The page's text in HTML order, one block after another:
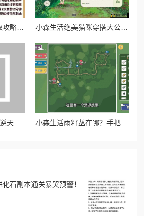
我的侠客红糖发糕获取攻略！绝美甜品在哪买必看！ 小森生活绝美猫咪穿搭大公开！超全获取攻略一次收齐
小森生活雨籽丛在哪？手把手教你找绝美打卡点！
石副本通关暴哭预警！